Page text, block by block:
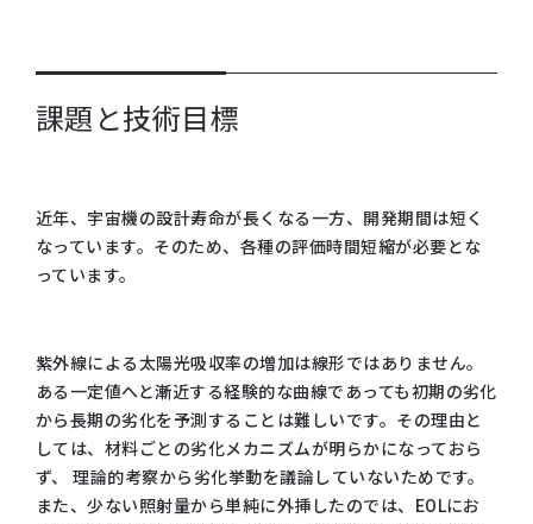
課題と技術目標
近年、宇宙機の設計寿命が長くなる一方、開発期間は短く
なっています。そのため、各種の評価時間短縮が必要とな
っています。
紫外線による太陽光吸収率の増加は線形ではありません。
ある一定値へと漸近する経験的な曲線であっても初期の劣化
から長期の劣化を予測することは難しいです。その理由と
しては、材料ごとの劣化メカニズムが明らかになっておら
ず、 理論的考察から劣化挙動を議論していないためです。
また、少ない照射量から単純に外挿したのでは、EOLにお